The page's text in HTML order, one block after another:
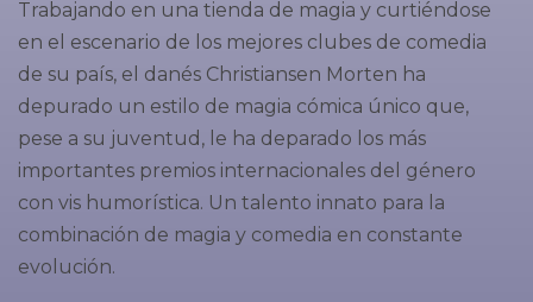
Trabajando en una tienda de magia y curtiéndose
en el escenario de los mejores clubes de comedia
de su país, el danés Christiansen Morten ha
depurado un estilo de magia cómica único que,
pese a su juventud, le ha deparado los más
importantes premios internacionales del género
con vis humorística. Un talento innato para la
combinación de magia y comedia en constante
evolución.